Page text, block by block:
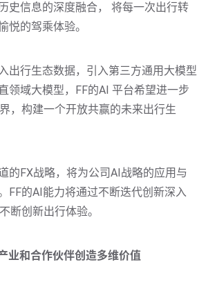
史信息的深度融合， 将每一次出行转
悦的驾乘体验。
出行生态数据，引入第三方通用大模型
领域大模型，FF的AI 平台希望进一步
，构建一个开放共赢的未来出行生
的FX战略，将为公司AI战略的应用与
FF的AI能力将通过不断迭代创新深入
断创新出行体验。
业和合作伙伴创造多维价值